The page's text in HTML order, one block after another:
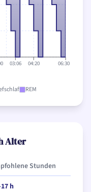
03:06 04:20 06:30
REM
Alter
Stunden
17 h